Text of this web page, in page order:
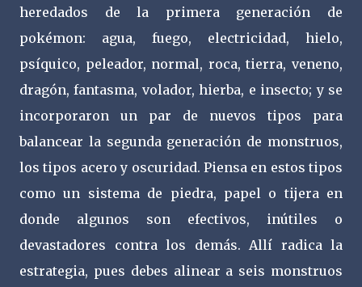
heredados de la primera generación de
pokémon: agua, fuego, electricidad, hielo,
psíquico, peleador, normal, roca, tierra, veneno,
dragón, fantasma, volador, hierba, e insecto; y se
incorporaron un par de nuevos tipos para
balancear la segunda generación de monstruos,
los tipos acero y oscuridad. Piensa en estos tipos
como un sistema de piedra, papel o tijera en
donde algunos son efectivos, inútiles o
devastadores contra los demás. Allí radica la
estrategia, pues debes alinear a seis monstruos